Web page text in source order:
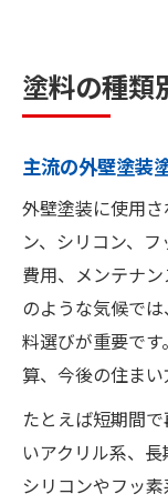
塗料の種類
主流の外壁塗装
外壁塗装に使用
ン、シリコン、
費用、メンテナ
のような気候で
料選びが重要で
算、今後の住まい
たとえば短期間
いアクリル系、
シリコンやフッ